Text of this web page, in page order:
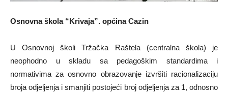
Osnovna škola “Krivaja”. općina Cazin
U Osnovnoj školi Tržačka Raštela (centralna škola) je
neophodno u skladu sa pedagoškim standardima i
normativima za osnovno obrazovanje izvršiti racionalizaciju
broja odjeljenja i smanjiti postojeći broj odjeljenja za 1, odnosno